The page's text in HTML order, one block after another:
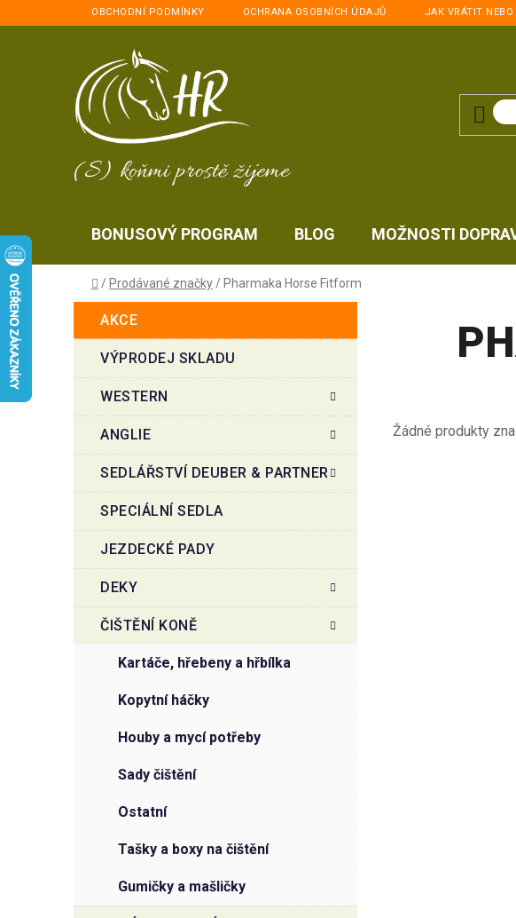
na
OBCHODNÍ PODMÍNKY OCHRANA OSOBNÍCH ÚDAJŮ JAK VRÁTIT
(S) koňmi prostě žijeme
BONUSOVÝ PROGRAM BLOG MOŽNOSTI
Domů
/ Prodávané značky / Pharmaka Horse Fitform
o
t
n
í
n
l
kategorie
AKCE
VÝPRODEJ SKLADU
WESTERN
ANGLIE
SEDLÁŘSTVÍ DEUBER & PARTNER
SPECIÁLNÍ SEDLA
JEZDECKÉ PADY
DEKY
ČIŠTĚNÍ KONĚ
kartáče, hřebeny a hřbílka
kopytní háčky
houby a mycí potřeby
sady čištění
ostatní
tašky a boxy na čištění
gumičky a mašličky
Žádné produkty